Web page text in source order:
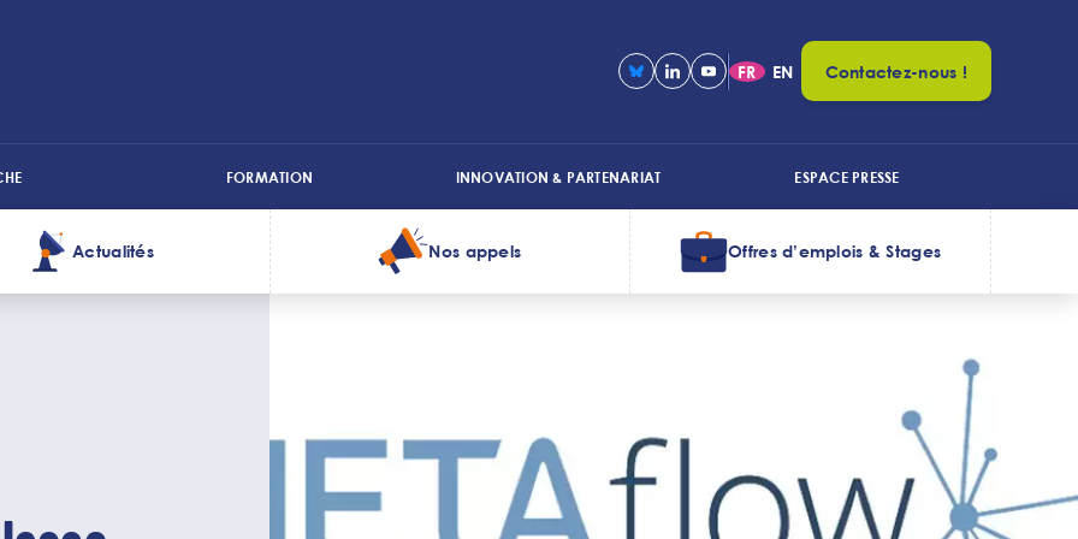
FR EN Contactez-nous !
FORMATION INNOVATION & PARTENARIAT ESPACE PRESSE
Actualités Nos appels Offres d’emplois & Stages